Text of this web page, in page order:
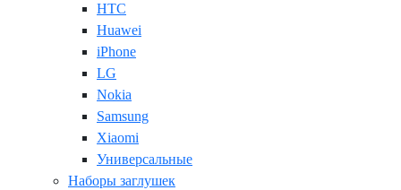
HTC
Huawei
iPhone
LG
Nokia
Samsung
Xiaomi
Универсальные
Наборы заглушек